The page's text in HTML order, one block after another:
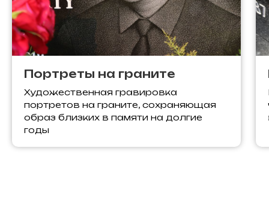
Портреты на граните
Художественная гравировка
портретов на граните, сохраняющая
образ близких в памяти на долгие
годы